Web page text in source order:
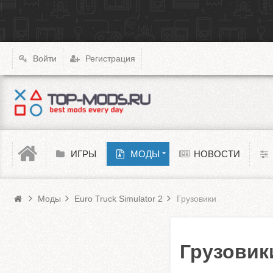
Войти Регистрация
Моды Euro Truck Simulator 2
ИГРЫ МОДЫ
XCOM: Chimera Squad
Cyberpunk 2077
Teardown
Melon Playground
Barotrauma НОВОСТИ
Моды Euro Truck Simulator 2 Грузовики